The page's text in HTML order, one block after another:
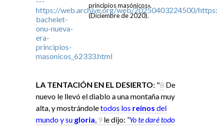
principios masónicos».
(Diciembre de 2020).
LA TENTACIÓN EN EL DESIERTO: "8 De
nuevo le llevó el diablo a una montaña muy
alta, y mostrándoletodos los reinos del
mundo y su gloria, 9 le dijo: “Yote daré todo